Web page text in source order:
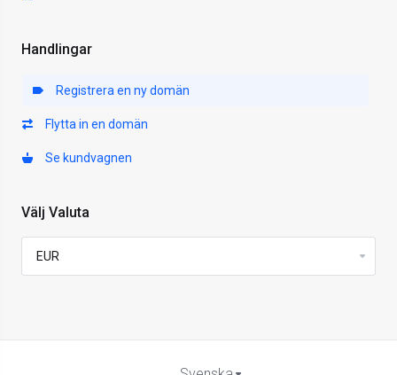
Handlingar
Registrera en ny domän
Flytta in en domän
Se kundvagnen
Välj Valuta